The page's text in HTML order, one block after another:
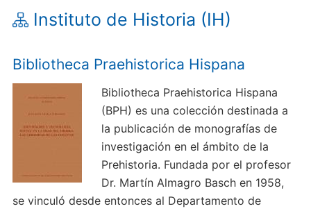
Instituto de Historia (IH)
Bibliotheca Praehistorica Hispana
Bibliotheca Praehistorica Hispana
(BPH) es una colección destinada a
la publicación de monografías de
investigación en el ámbito de la
Prehistoria. Fundada por el profesor
Dr. Martín Almagro Basch en 1958,
se vinculó desde entonces al Departamento de